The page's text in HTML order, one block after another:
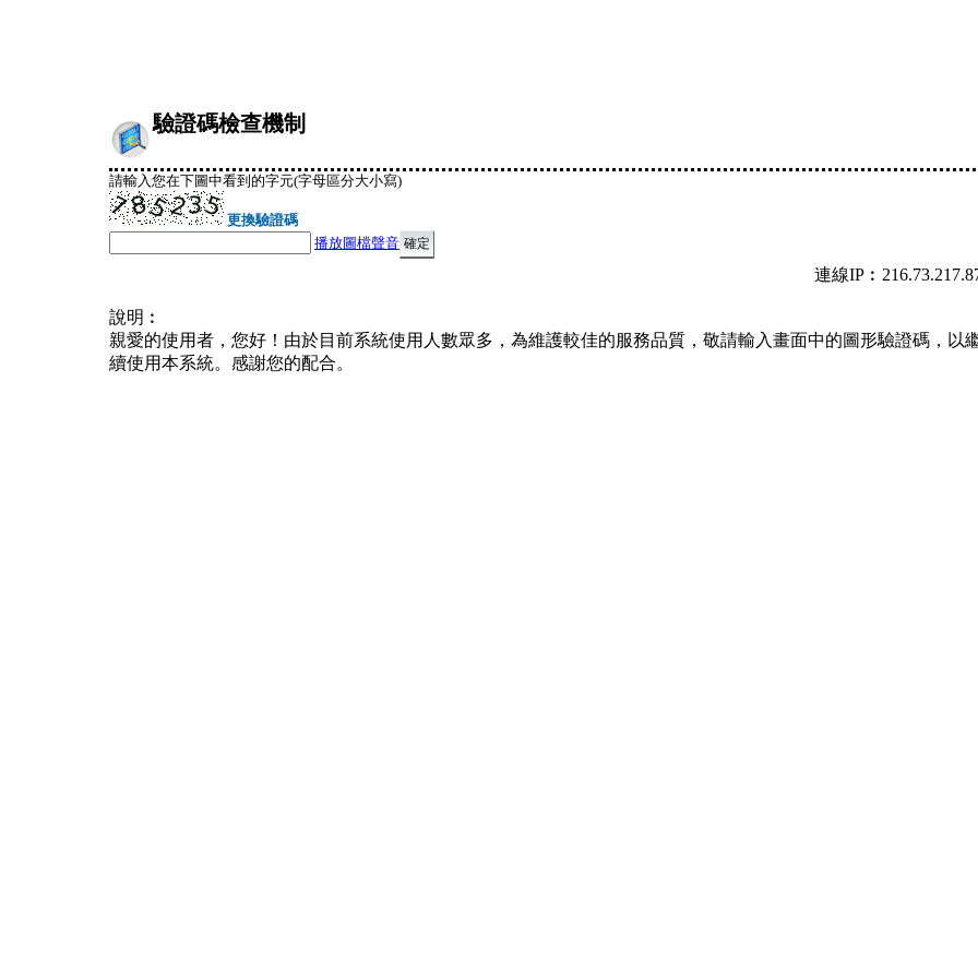
驗證碼檢查機制
請輸入您在下圖中看到的字元(字母區分大小寫)
更換驗證碼
播放圖檔聲音
連線
說明︰
親愛的使用者，您好！由於目前系統使用人數眾多，為維護較佳的服務品質，敬請輸入畫面中的圖形驗證碼，以
續使用本系統。感謝您的配合。